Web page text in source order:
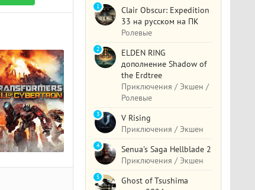
Clair Obscur: Expedition
33 на русском на ПК
Ролевые
1
ELDEN RING
дополнение Shadow of
the Erdtree
Приключения / Экшен /
Ролевые
2
V Rising
Приключения / Экшен
3
Senua's Saga Hellblade 2
Приключения / Экшен
4
Ghost of Tsushima
5